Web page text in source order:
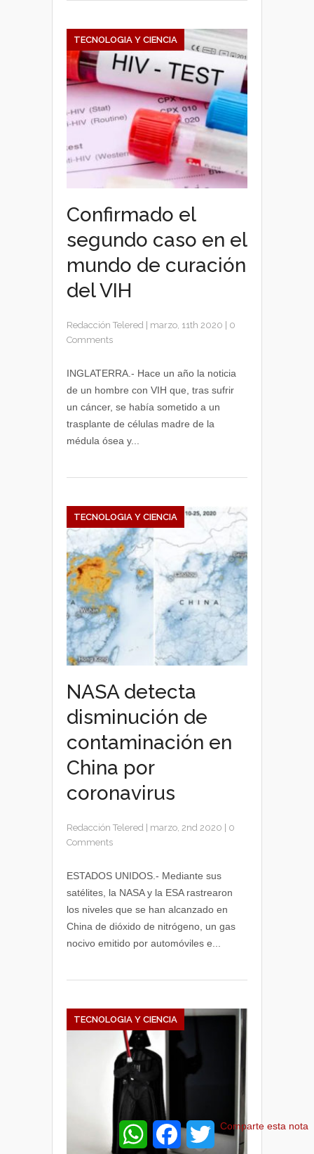
TECNOLOGIA Y CIENCIA
Confirmado el
segundo caso en el
mundo de curación
del VIH
Redacción Telered marzo, 11th 2020
0
Comments
INGLATERRA.- Hace un año la noticia
de un hombre con VIH que, tras sufrir
un cáncer, se había sometido a un
trasplante de células madre de la
médula ósea y...
TECNOLOGIA Y CIENCIA
NASA detecta
disminución de
contaminación en
China por
coronavirus
Redacción Telered marzo, 2nd 2020
0
Comments
ESTADOS UNIDOS.- Mediante sus
satélites, la NASA y la ESA rastrearon
los niveles que se han alcanzado en
China de dióxido de nitrógeno, un gas
nocivo emitido por automóviles e...
TECNOLOGIA Y CIENCIA
W
F
T
w
Comparte esta nota